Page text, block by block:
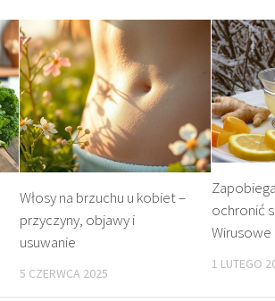
Włosy na brzuchu u kobiet –
przyczyny, objawy i
usuwanie
5 CZERWCA 2025
ochronić
1 LUTEGO